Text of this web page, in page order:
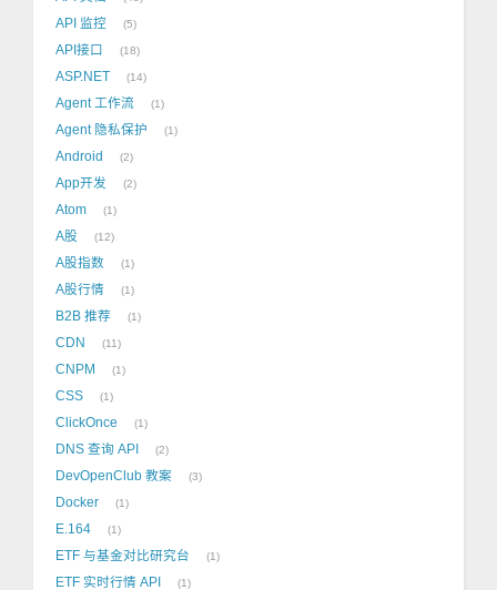
API 监控 5
API接口 18
ASP.NET 14
Agent 工作流 1
Agent 隐私保护 1
Android 2
App开发 2
Atom 1
A股 12
A股指数 1
A股行情 1
B2B 推荐 1
CDN 11
CNPM 1
CSS 1
ClickOnce 1
DNS 查询 API 2
DevOpenClub 教案 3
Docker 1
E.164 1
ETF 与基金对比研究台 1
ETF 实时行情 API 1